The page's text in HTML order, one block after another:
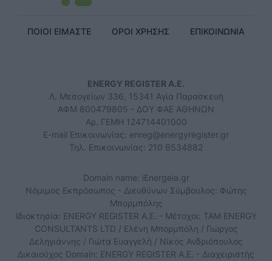
ΠΟΙΟΙ ΕΙΜΑΣΤΕ ΟΡΟΙ ΧΡΗΣΗΣ ΕΠΙΚΟΙΝΩΝΙΑ
ENERGY REGISTER Α.Ε.
Λ. Μεσογείων 336, 15341 Αγία Παρασκευή
ΑΦΜ 800479805 - ΔΟΥ ΦΑΕ ΑΘΗΝΩΝ
Αρ. ΓΕΜΗ 124714401000
E-mail Επικοινωνίας: enreg@energyregister.gr
Τηλ. Επικοινωνίας: 210 6534882
Domain name: iEnergeia.gr
Νόμιμος Εκπρόσωπος - Διευθύνων Σύμβουλος: Φώτης
Μπορμπόλης
Ιδιοκτησία: ENERGY REGISTER Α.Ε. - Μέτοχοι: TAM ENERGY
CONSULTANTS LTD / Ελένη Μπορμπόλη / Γιώργος
Δεληγιάννης / Γιώτα Ευαγγελή / Νίκος Ανδριόπουλος
Δικαιούχος Domain: ENERGY REGISTER Α.Ε. - Διαχειριστής